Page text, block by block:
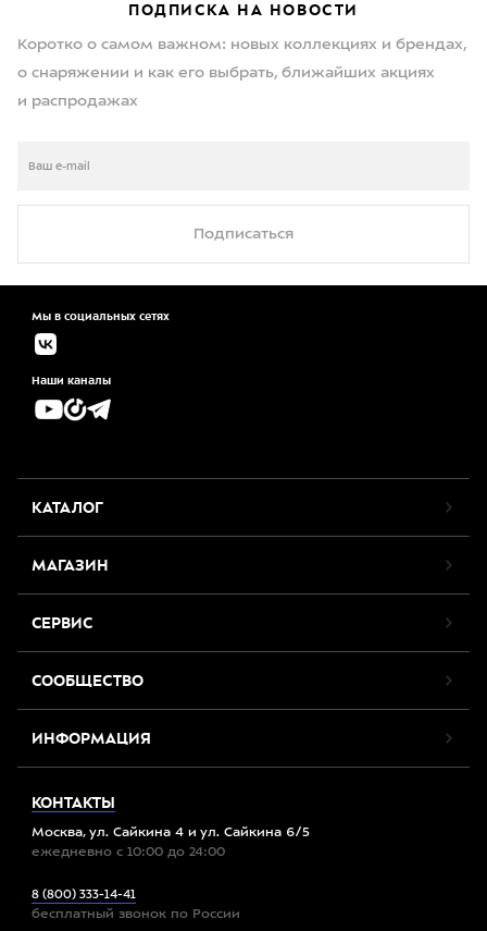
ПОДПИСКА НА НОВОСТИ
Коротко о самом важном: новых коллекциях и брендах,
о снаряжении и как его выбрать, ближайших акциях
и распродажах
Подписаться
Мы в социальных сетях
Наши каналы
КАТАЛОГ
МАГАЗИН
СЕРВИС
СООБЩЕСТВО
ИНФОРМАЦИЯ
КОНТАКТЫ
Москва, ул. Сайкина 4 и ул. Сайкина 6/5
ежедневно с 10:00 до 24:00
8 (800) 333-14-41
бесплатный звонок по России